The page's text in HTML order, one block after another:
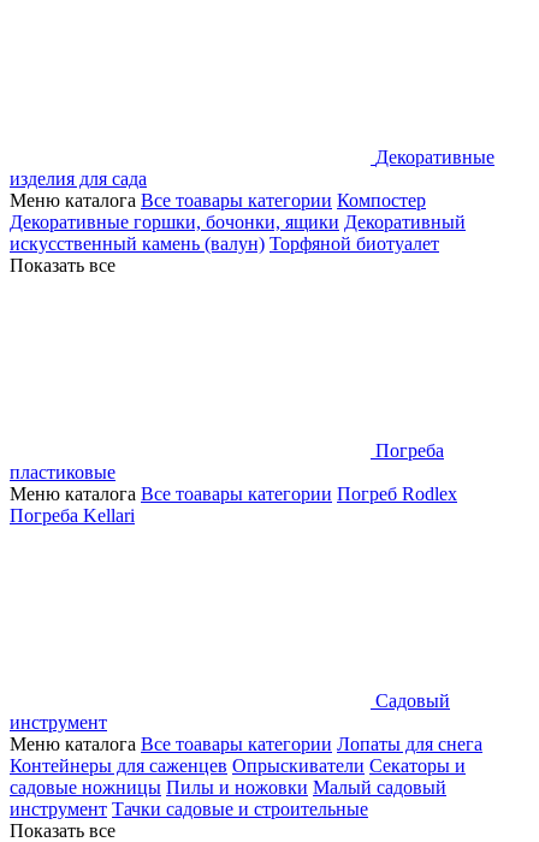
Декоративные
изделия для сада
Меню каталога Все тоавары категории Компостер
Декоративные горшки, бочонки, ящики Декоративный
искусственный камень (валун) Торфяной биотуалет
Показать все
Погреба
пластиковые
Меню каталога Все тоавары категории Погреб Rodlex
Погреба Kellari
Садовый
инструмент
Меню каталога Все тоавары категории Лопаты для снега
Контейнеры для саженцев Опрыскиватели Секаторы и
садовые ножницы Пилы и ножовки Малый садовый
инструмент Тачки садовые и строительные
Показать все